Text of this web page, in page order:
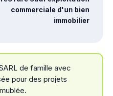
commerciale d'un bien
immobilier
de famille avec
pour des projets